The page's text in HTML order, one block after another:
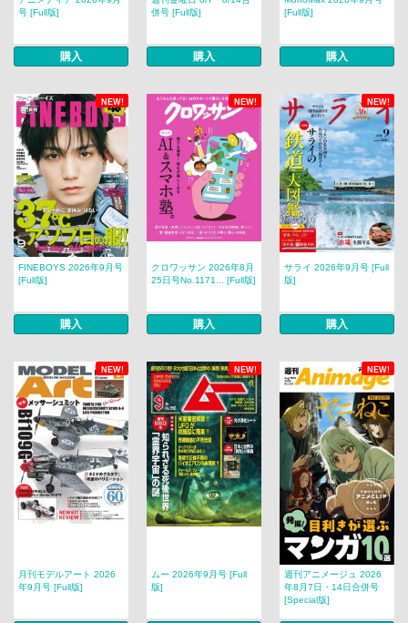
号 [Full版]
購入
併号 [Full版]
購入
[Full版]
購入
NEW! NEW! NEW!
FINEBOYS 2026年9月号
[Full版]
購入
クロワッサン 2026年8月
25日号No.1171... [Full版]
購入
サライ 2026年9月号 [Full
版]
購入
NEW! NEW! NEW!
月刊モデルアート 2026
年9月号 [Full版]
ムー 2026年9月号 [Full
版]
週刊アニメージュ 2026
年8月7日・14日合併号
[Special版]